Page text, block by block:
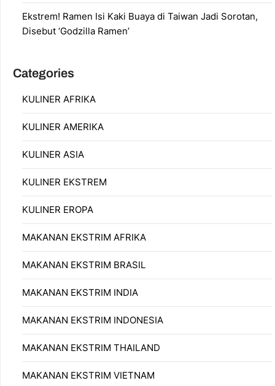
Ekstrem! Ramen Isi Kaki Buaya di Taiwan Jadi Sorotan,
Disebut ‘Godzilla Ramen’
Categories
KULINER AFRIKA
KULINER AMERIKA
KULINER ASIA
KULINER EKSTREM
KULINER EROPA
MAKANAN EKSTRIM AFRIKA
MAKANAN EKSTRIM BRASIL
MAKANAN EKSTRIM INDIA
MAKANAN EKSTRIM INDONESIA
MAKANAN EKSTRIM THAILAND
MAKANAN EKSTRIM VIETNAM